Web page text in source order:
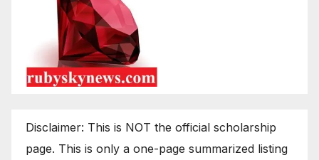
Disclaimer: This is NOT the official scholarship
page. This is only a one-page summarized listing